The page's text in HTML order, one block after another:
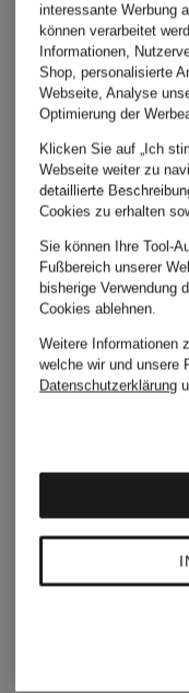
Mix &
interessante Werbung
können verarbeitet
Informationen,
Shop, personalisierte
Webseite, Analyse
Optimierung der
Klicken Sie auf „Ich
Webseite weiter zu
detaillierte
Cookies zu erhalten
Sie können Ihre Tool-
Fußbereich unserer
bisherige Verwendung
Cookies ablehnen.
Weitere Informationen
welche wir und unsere
Datenschutzerklärung